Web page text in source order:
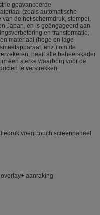
geavanceerde
(zoals automatische
de het schermdruk, stempel,
Japan, en is geëngageerd aan
en transformatie;
materiaal (hoge en lage
enz.) om de
heeft alle beheerskader
een sterke waarborg voor de
te verstrekken.
voegt touch screenpaneel
aanraking